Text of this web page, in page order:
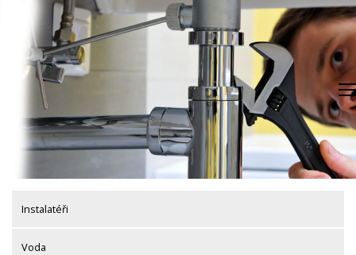
content
Instalatéři
Voda